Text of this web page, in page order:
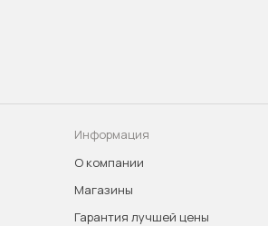
Информация
О компании
Магазины
Гарантия лучшей цены